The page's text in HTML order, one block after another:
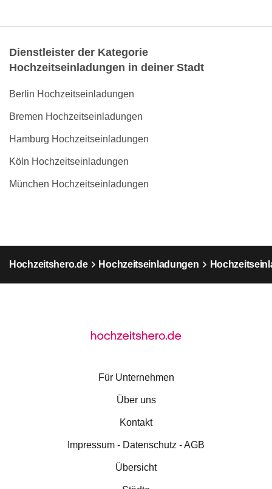
Dienstleister der Kategorie
Hochzeitseinladungen in deiner Stadt
Berlin Hochzeitseinladungen
Bremen Hochzeitseinladungen
Hamburg Hochzeitseinladungen
Köln Hochzeitseinladungen
München Hochzeitseinladungen
Hochzeitshero.de Hochzeitseinladungen
Für Unternehmen
Über uns
Kontakt
Impressum - Datenschutz - AGB
Übersicht